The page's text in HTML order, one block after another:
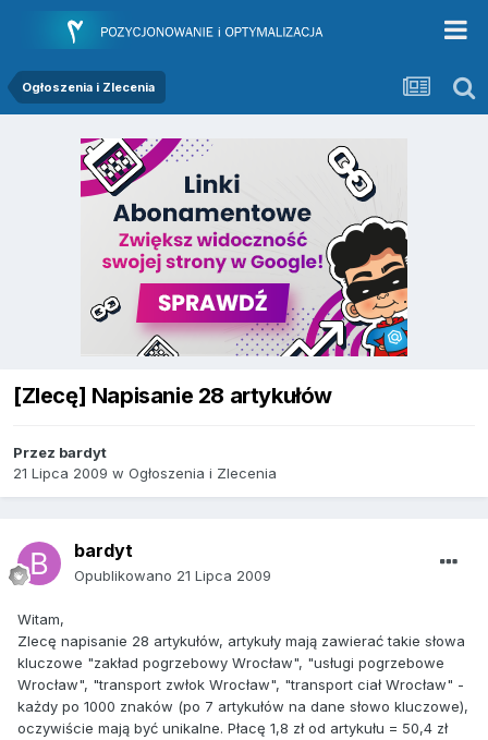
Ogłoszenia i Zlecenia
[Zlecę] Napisanie 28 artykułów
Przez bardyt
21 Lipca 2009 w Ogłoszenia i Zlecenia
bardyt
Opublikowano 21 Lipca 2009
Witam,
Zlecę napisanie 28 artykułów, artykuły mają zawierać takie słowa
kluczowe "zakład pogrzebowy Wrocław", "usługi pogrzebowe
Wrocław", "transport zwłok Wrocław", "transport ciał Wrocław" -
każdy po 1000 znaków (po 7 artykułów na dane słowo kluczowe),
oczywiście mają być unikalne. Płacę 1,8 zł od artykułu = 50,4 zł